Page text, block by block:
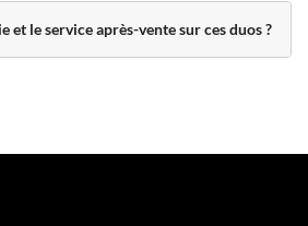
et le service après-vente sur ces duos ?